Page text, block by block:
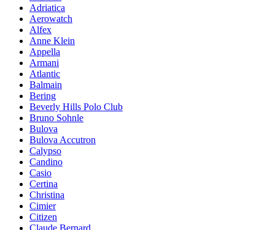
Adriatica
Aerowatch
Alfex
Anne Klein
Appella
Armani
Atlantic
Balmain
Bering
Beverly Hills Polo Club
Bruno Sohnle
Bulova
Bulova Accutron
Calypso
Candino
Casio
Certina
Christina
Cimier
Citizen
Claude Bernard